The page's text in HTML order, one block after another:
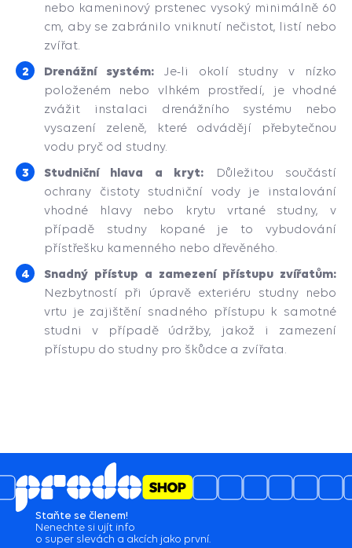
nebo kameninový prstenec vysoký minimálně 60
cm, aby se zabránilo vniknutí nečistot, listí nebo
zvířat.
Drenážní systém:Je-li okolí studny v nízko
položeném nebo vlhkém prostředí, je vhodné
zvážit instalaci drenážního systému nebo
vysazení zeleně, které odvádějí přebytečnou
vodu pryč od studny.
Studniční hlava a kryt: Důležitou součástí
ochrany čistoty studniční vody je instalování
vhodné hlavy nebo krytu vrtané studny, v
případě studny kopané je to vybudování
přístřešku kamenného nebo dřevěného.
Snadný přístup a zamezení přístupu zvířatům:
Nezbytností při úpravě exteriéru studny nebo
vrtu je zajištění snadného přístupu k samotné
studni v případě údržby, jakož i zamezení
přístupu do studny pro škůdce a zvířata.
Staňte se členem!
Nenechte si ujít info
o super slevách a akcích jako první.